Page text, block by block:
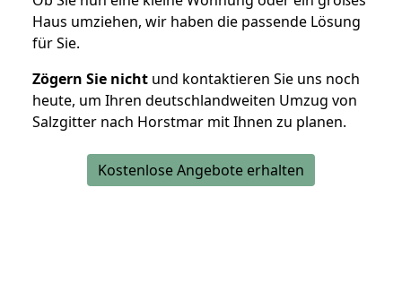
Haus umziehen, wir haben die passende Lösung
für Sie.
Zögern Sie nicht und kontaktieren Sie uns noch
heute, um Ihren deutschlandweiten Umzug von
Salzgitter nach Horstmar mit Ihnen zu planen.
Kostenlose Angebote erhalten